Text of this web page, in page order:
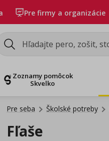
Pre firmy a organizácie
Zoznamy pomôcok
Skvelko
Pre seba Školské potreby
Fľaše